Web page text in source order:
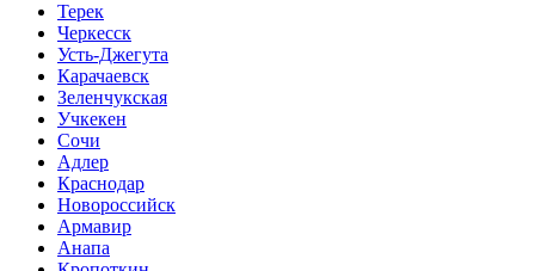
Терек
Черкесск
Усть-Джегута
Карачаевск
Зеленчукская
Учкекен
Сочи
Адлер
Краснодар
Новороссийск
Армавир
Анапа